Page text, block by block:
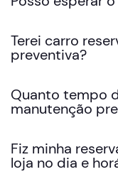
Terei carro
preventiva?
Quanto tempo
manutenção
Fiz minha
loja no dia e